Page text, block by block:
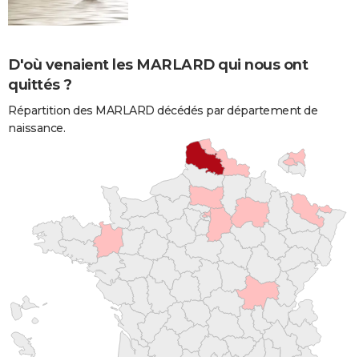
D'où venaient les MARLARD qui nous ont
quittés ?
Répartition des MARLARD décédés par département de
naissance.